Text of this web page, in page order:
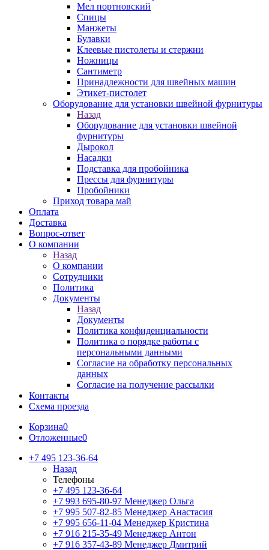
Мел портновский
Спицы
Манжеты
Булавки
Клеевые пистолеты и стержни
Ножницы
Сантиметр
Принадлежности для швейных машин
Этикет-пистолет
Оборудование для установки швейной фурнитуры
Назад
Оборудование для установки швейной
фурнитуры
Дырокол
Насадки
Подставка для пробойника
Прессы для фурнитуры
Пробойники
Приход товара май
Оплата
Доставка
Вопрос-ответ
О компании
Назад
О компании
Сотрудники
Политика
Документы
Назад
Документы
Политика конфиденциальности
Политика о порядке работы с
персональными данными
Согласие на обработку персональных
данных
Согласие на получение рассылки
Контакты
Схема проезда
Корзина0
Отложенные0
+7 495 123-36-64
Назад
Телефоны
+7 495 123-36-64
+7 993 695-80-97 Менеджер Ольга
+7 995 507-82-85 Менеджер Анастасия
+7 995 656-11-04 Менеджер Кристина
+7 916 215-35-49 Менеджер Антон
+7 916 357-43-89 Менеджер Дмитрий